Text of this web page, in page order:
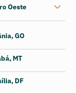
Oeste
GO
MT
DF